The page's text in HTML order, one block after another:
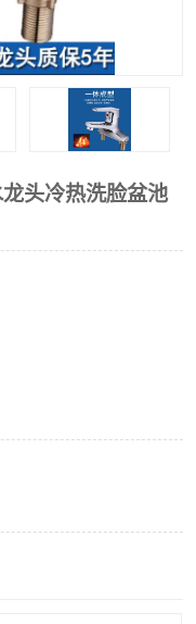
头冷热洗脸盆池